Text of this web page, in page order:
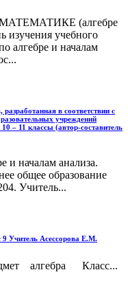
МАТЕМАТИКЕ (алгебре
изучения учебного
алгебре и началам
в соответствии с
учреждений
– 11 классы (автор-составитель
анализа.
общее образование
Учитель...
Асессорова Е.М.
алгебра Класс...